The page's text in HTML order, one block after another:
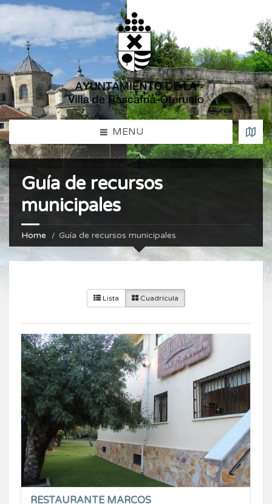
MENU
Guía de recursos
municipales
Home Guía de recursos municipales
Lista Cuadrícula
RESTAURANTE MARCOS